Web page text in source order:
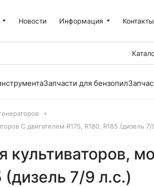
Новости Информация Контакты
Запчасти для бензопил
С двигателем R175, R180, R185 (дизель 7/
(дизель 7/9 л.с.)